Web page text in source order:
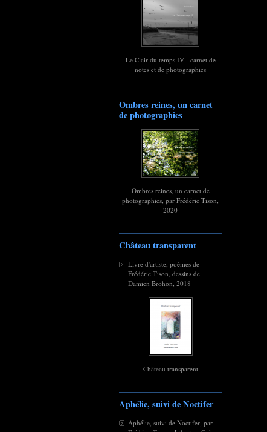
Le Clair du temps IV - carnet de
notes et de photographies
Ombres reines, un carnet
de photographies
Ombres reines, un carnet de
photographies, par Frédéric Tison,
2020
Château transparent
Livre d'artiste, poèmes de
Frédéric Tison, dessins de
Damien Brohon, 2018
Château transparent
Aphélie, suivi de Noctifer
Aphélie, suivi de Noctifer, par